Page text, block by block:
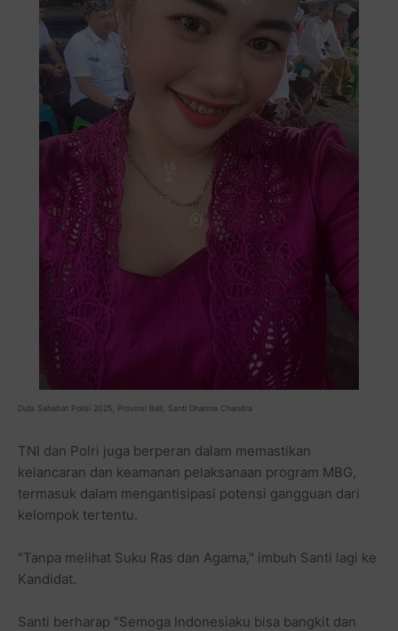
Duta Sahabat Polisi 2025, Provinsi Bali, Santi Dharma Chandra
TNI dan Polri juga berperan dalam memastikan
kelancaran dan keamanan pelaksanaan program MBG,
termasuk dalam mengantisipasi potensi gangguan dari
kelompok tertentu.
"Tanpa melihat Suku Ras dan Agama," imbuh Santi lagi ke
Kandidat.
Santi berharap "Semoga Indonesiaku bisa bangkit dan